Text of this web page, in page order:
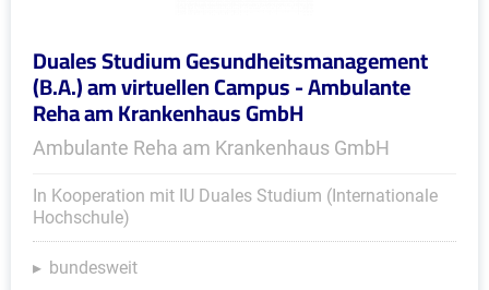
Duales Studium Gesundheitsmanagement
(B.A.) am virtuellen Campus - Ambulante
Reha am Krankenhaus GmbH
Ambulante Reha am Krankenhaus GmbH
In Kooperation mit IU Duales Studium (Internationale
Hochschule)
bundesweit